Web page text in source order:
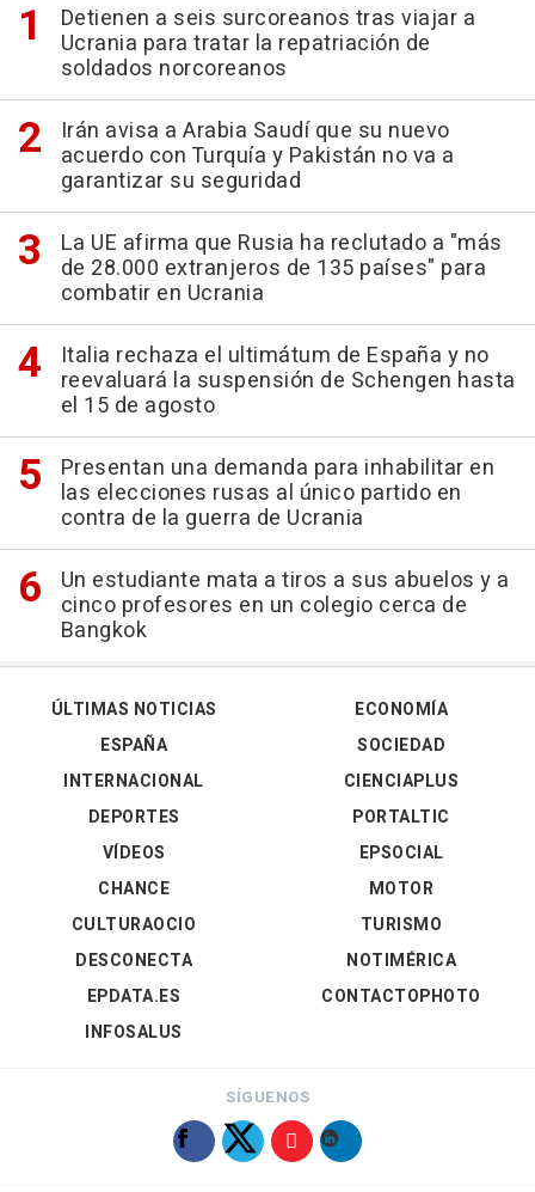
Detienen a seis surcoreanos tras viajar a
Ucrania para tratar la repatriación de
soldados norcoreanos
Irán avisa a Arabia Saudí que su nuevo
acuerdo con Turquía y Pakistán no va a
garantizar su seguridad
La UE afirma que Rusia ha reclutado a "más
de 28.000 extranjeros de 135 países" para
combatir en Ucrania
Italia rechaza el ultimátum de España y no
reevaluará la suspensión de Schengen hasta
el 15 de agosto
Presentan una demanda para inhabilitar en
las elecciones rusas al único partido en
contra de la guerra de Ucrania
Un estudiante mata a tiros a sus abuelos y a
cinco profesores en un colegio cerca de
Bangkok
ÚLTIMAS NOTICIAS
ESPAÑA
INTERNACIONAL
DEPORTES
VÍDEOS
ECONOMÍA
SOCIEDAD
CIENCIAPLUS
PORTALTIC
EPSOCIAL
CHANCE
CULTURAOCIO
DESCONECTA
EPDATA.ES
INFOSALUS
MOTOR
TURISMO
NOTIMÉRICA
CONTACTOPHOTO
SÍGUENOS